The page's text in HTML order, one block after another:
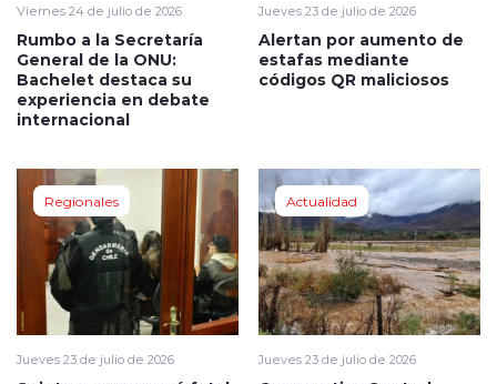
Viernes 24 de julio de 2026
Rumbo a la Secretaría
General de la ONU:
Bachelet destaca su
experiencia en debate
internacional
Jueves 23 de julio de 2026
Alertan por aumento de
estafas mediante
códigos QR maliciosos
Regionales
Jueves 23 de julio de 2026
Actualidad
Jueves 23 de julio de 2026